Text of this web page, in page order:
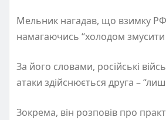
Мельник нагадав, що взимку РФ
намагаючись “холодом змусити
За його словами, російські
атаки здійснюється друга –
Зокрема, він розповів про